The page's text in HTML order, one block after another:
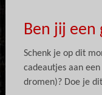
Ben jij een
Schenk je op dit
cadeautjes aan
dromen)? Doe je